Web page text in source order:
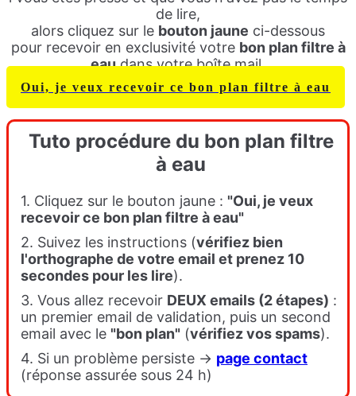
de lire,
alors cliquez sur le bouton jaune ci-dessous
pour recevoir en exclusivité votre bon plan filtre à
eaudans votre boîte mail.
Oui, je veux recevoir ce bon plan filtre à eau
Tuto procédure du bon plan filtre
à eau
1. Cliquez sur le bouton jaune : "Oui, je veux
recevoir ce bon plan filtre à eau"
2. Suivez les instructions (vérifiez bien
l'orthographe de votre email et prenez 10
secondes pour les lire).
3. Vous allez recevoir DEUX emails (2 étapes) :
un premier email de validation, puis un second
email avec le "bon plan" (vérifiez vos spams).
4. Si un problème persiste → page contact
(réponse assurée sous 24 h)